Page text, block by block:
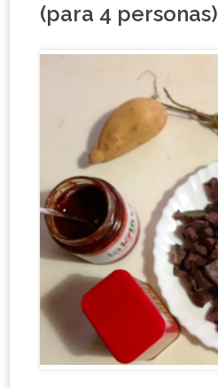
(para 4 personas)